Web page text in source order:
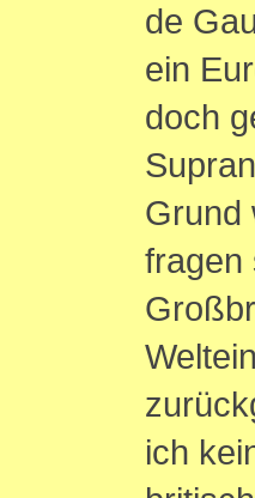
de
ein
doch
Grund
fragen
ich